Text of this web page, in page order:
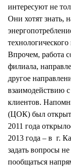
интересуют не
Они хотят знать,
Впрочем, работа
филиала,
другое
взаимодействию
клиентов.
(ЦОК) был открыт
2011 года
2013 года – в г.
задать вопросы
пообщаться